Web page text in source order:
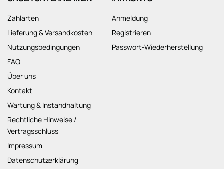
Zahlarten
Lieferung & Versandkosten
Nutzungsbedingungen
FAQ
Über uns
Kontakt
Wartung & Instandhaltung
Rechtliche Hinweise /
Vertragsschluss
Impressum
Datenschutzerklärung
Anmeldung
Registrieren
Passwort-Wiederherstellung